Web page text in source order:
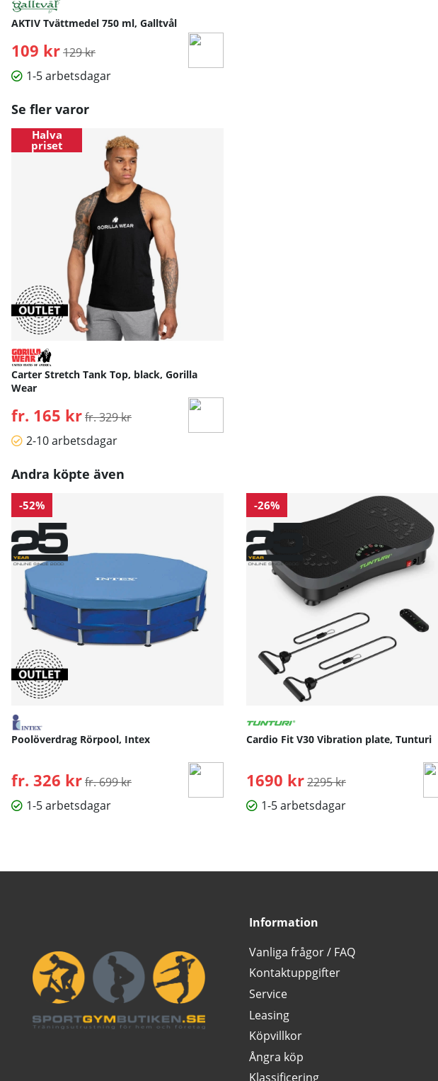
AKTIV Tvättmedel 750 ml, Galltvål
109 kr Ordinarie pris:
129 kr
1-5 arbetsdagar
Se fler varor
Halva
priset
Carter Stretch Tank Top, black, Gorilla
Wear
fr. 165 krOrdinarie pris:
fr. 329 kr
2-10 arbetsdagar
Andra köpte även
-52%
Poolöverdrag Rörpool, Intex
fr. 326 krOrdinarie pris:
fr. 699 kr
1-5 arbetsdagar
-26%
Cardio Fit V30 Vibration plate, Tunturi
1690 kr Ordinarie pris:
2295 kr
1-5 arbetsdagar
Information
Vanliga frågor / FAQ
Kontaktuppgifter
Service
Leasing
Köpvillkor
Ångra köp
Klassificering